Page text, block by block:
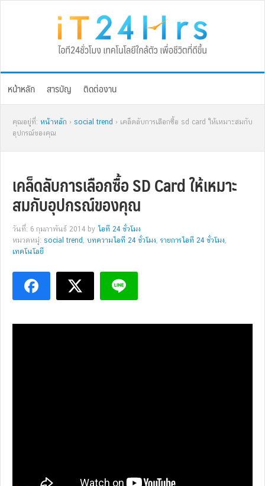
หน้าหลัก สารบัญ ติดต่องาน
คุณอยู่ที่: หน้าหลัก › social trend › เคล็ดลับการเลือกซื้อ sd card ให้เหมาะสมกับ
อุปกรณ์ของคุณ
เคล็ดลับการเลือกซื้อ SD Card ให้เหมาะ
สมกับอุปกรณ์ของคุณ
วันที่: 6 กุมภาพันธ์ 2014 by ไอที 24 ชั่วโมง
หมวดหมู่: social trend , บทความไอที 24 ชั่วโมง, รายการไอที 24 ชั่วโมง,
เทคโนโลยี